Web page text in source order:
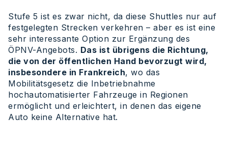
Stufe 5 ist es zwar nicht, da diese Shuttles nur auf
festgelegten Strecken verkehren – aber es ist eine
sehr interessante Option zur Ergänzung des
ÖPNV-Angebots. Das ist übrigens die Richtung,
die von der öffentlichen Hand bevorzugt wird,
insbesondere in Frankreich, wo das
Mobilitätsgesetz die Inbetriebnahme
hochautomatisierter Fahrzeuge in Regionen
ermöglicht und erleichtert, in denen das eigene
Auto keine Alternative hat.